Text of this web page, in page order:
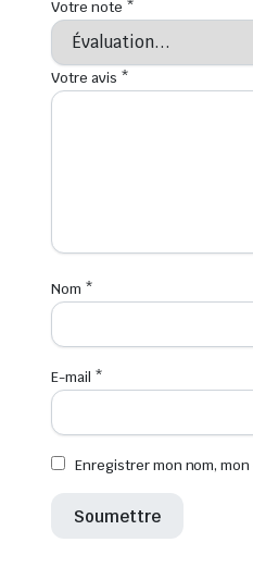
Votre note *
Votre avis *
Nom *
E-mail *
Enregistrer mon nom,